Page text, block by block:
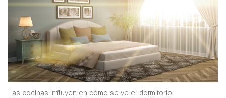
Las cocinas influyen en cómo se ve el dormitorio